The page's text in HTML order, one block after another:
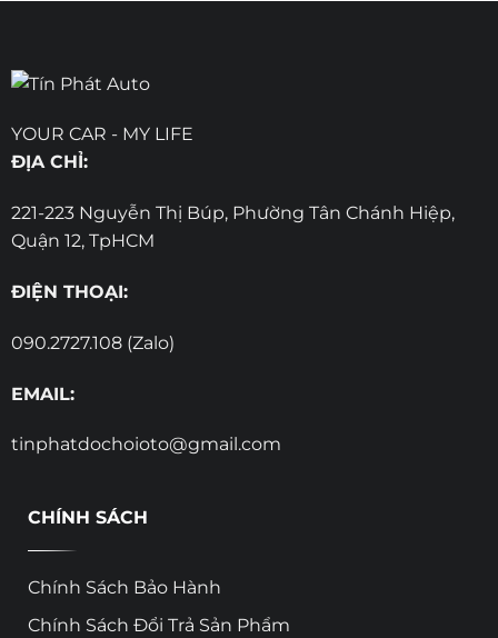
YOUR CAR - MY LIFE
ĐỊA CHỈ:
221-223 Nguyễn Thị Búp, Phường Tân Chánh Hiệp,
Quận 12, TpHCM
ĐIỆN THOẠI:
090.2727.108 (Zalo)
EMAIL:
tinphatdochoioto@gmail.com
CHÍNH SÁCH
Chính Sách Bảo Hành
Chính Sách Đổi Trả Sản Phẩm